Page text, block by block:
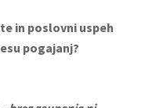
in poslovni uspeh
pogajanj?